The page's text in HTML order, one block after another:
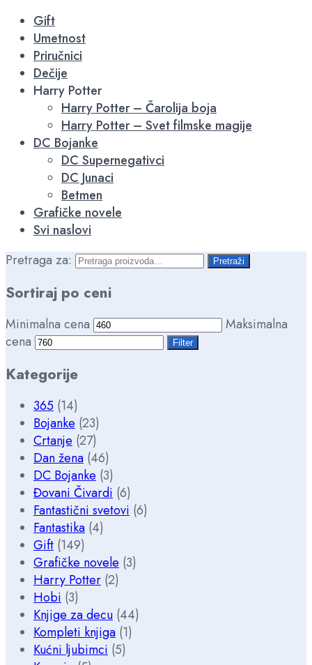
Gift
Umetnost
Priručnici
Dečije
Harry Potter
Harry Potter – Čarolija boja
Harry Potter – Svet filmske magije
DC Bojanke
DC Supernegativci
DC Junaci
Betmen
Grafičke novele
Svi naslovi
Pretraga za:
Pretraži
Sortiraj po ceni
Minimalna cena
Maksimalna
cena
Filter
Kategorije
365 (14)
Bojanke (23)
Crtanje (27)
Dan žena (46)
DC Bojanke (3)
Đovani Čivardi (6)
Fantastični svetovi (6)
Fantastika (4)
Gift (149)
Grafičke novele (3)
Harry Potter (2)
Hobi (3)
Knjige za decu (44)
Kompleti knjiga (1)
Kućni ljubimci (5)